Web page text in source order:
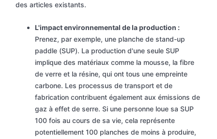
des articles existants.
L'impact environnemental de la production :
Prenez, par exemple, une planche de stand-up
paddle (SUP). La production d'une seule SUP
implique des matériaux comme la mousse, la fibre
de verre et la résine, qui ont tous une empreinte
carbone. Les processus de transport et de
fabrication contribuent également aux émissions de
gaz à effet de serre. Si une personne loue sa SUP
100 fois au cours de sa vie, cela représente
potentiellement 100 planches de moins à produire,